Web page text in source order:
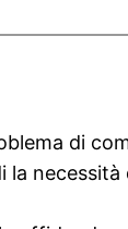
di
la